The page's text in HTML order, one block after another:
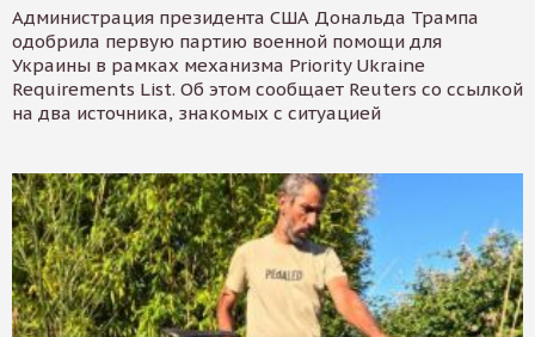
Администрация президента США Дональда Трампа
одобрила первую партию военной помощи для
Украины в рамках механизма Priority Ukraine
Requirements List. Об этом сообщает Reuters со ссылкой
на два источника, знакомых с ситуацией